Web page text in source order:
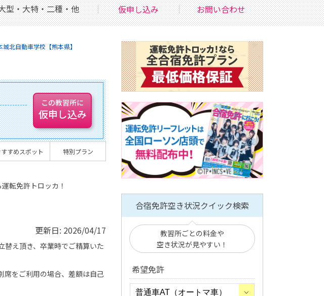
型・大特・二種・他 仮申し込み お問い合わせ
城北自動車学校【熊本県】
この教習所に
仮申し込み
すめスポット 特別プラン
転免許トロッカ！
更新日: 2026/04/17
替え頂き、卒業時でご精算いた
席をご利用の場合、差額は自己
合宿免許空き状況クイック検索
教習所ごとの料金や
空き状況が見やすい！
希望免許